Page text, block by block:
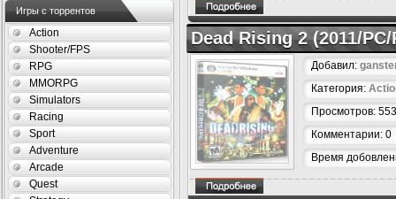
Игры с торрентов
Action
Shooter/FPS
RPG
MMORPG
Simulators
Racing
Sport
Adventure
Arcade
Quest
Dead Rising 2 (2011/
Добавил:
Категория:
Просмотров: 553
Комментарии: 0
Время